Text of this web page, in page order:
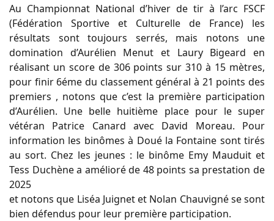
Au Championnat National d’hiver de tir à l’arc FSCF
(Fédération Sportive et Culturelle de France) les
résultats sont toujours serrés, mais notons une
domination d’Aurélien Menut et Laury Bigeard en
réalisant un score de 306 points sur 310 à 15 mètres,
pour finir 6éme du classement général à 21 points des
premiers , notons que c’est la première participation
d’Aurélien. Une belle huitième place pour le super
vétéran Patrice Canard avec David Moreau. Pour
information les binômes à Doué la Fontaine sont tirés
au sort. Chez les jeunes : le binôme Emy Mauduit et
Tess Duchène a amélioré de 48 points sa prestation de
2025
et notons que Liséa Juignet et Nolan Chauvigné se sont
bien défendus pour leur première participation.